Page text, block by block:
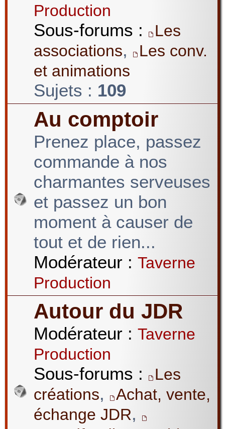
Production
Sous-forums :
Les
associations,
Les conv.
et animations
Sujets : 109
Au comptoir
Prenez place, passez
commande à nos
charmantes serveuses
et passez un bon
moment à causer de
tout et de rien...
Modérateur : Taverne
Production
Autour du JDR
Modérateur : Taverne
Production
Sous-forums :
Les
créations,
Achat, vente,
échange JDR,